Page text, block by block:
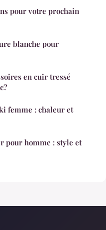
pour votre prochain
blanche pour
en cuir tressé
femme : chaleur et